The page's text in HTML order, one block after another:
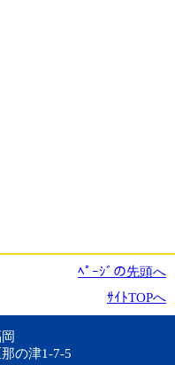
ﾍﾟｰｼﾞの先頭へ
ｻｲﾄTOPへ
の津1-7-5